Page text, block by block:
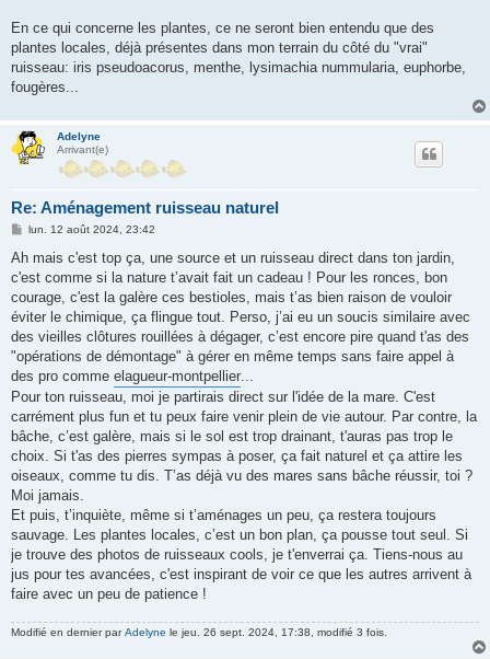
En ce qui concerne les plantes, ce ne seront bien entendu que des
plantes locales, déjà présentes dans mon terrain du côté du "vrai"
ruisseau: iris pseudoacorus, menthe, lysimachia nummularia, euphorbe,
fougères...
Adelyne
Arrivant(e)
Re: Aménagement ruisseau naturel
M
s
a
g
lun. 12 août 2024, 23:42
Ah mais c'est top ça, une source et un ruisseau direct dans ton jardin,
c'est comme si la nature t’avait fait un cadeau ! Pour les ronces, bon
courage, c'est la galère ces bestioles, mais t’as bien raison de vouloir
éviter le chimique, ça flingue tout. Perso, j’ai eu un soucis similaire avec
des vieilles clôtures rouillées à dégager, c’est encore pire quand t'as des
"opérations de démontage" à gérer en même temps sans faire appel à
des pro comme elagueur-montpellier
Pour ton ruisseau, moi je partirais direct sur l'idée de la mare. C'est
carrément plus fun et tu peux faire venir plein de vie autour. Par contre, la
bâche, c’est galère, mais si le sol est trop drainant, t'auras pas trop le
choix. Si t'as des pierres sympas à poser, ça fait naturel et ça attire les
oiseaux, comme tu dis. T’as déjà vu des mares sans bâche réussir, toi ?
Moi jamais.
Et puis, t’inquiète, même si t’aménages un peu, ça restera toujours
sauvage. Les plantes locales, c’est un bon plan, ça pousse tout seul. Si
je trouve des photos de ruisseaux cools, je t'enverrai ça. Tiens-nous au
jus pour tes avancées, c'est inspirant de voir ce que les autres arrivent à
faire avec un peu de patience !
Modifié en dernier parAdelyne le jeu. 26 sept. 2024, 17:38, modifié 3 fois.